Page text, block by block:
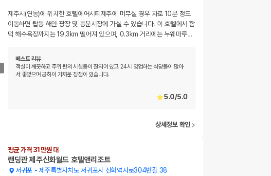
제주시(연동)에 위치한 호텔에어시티제주에 머무실 경우 차로 10분 정도
이동하면 탑동 해안 광장 및 동문시장에 가실 수 있습니다. 이 호텔에서 함
덕 해수욕장까지는 19.3km 떨어져 있으며, 0.3km 거리에는 누웨마루…
베스트 리뷰
객실이 깨끗하고 주위 편의 시설들이 잘되어 있고 24시 영업하는 식당들이 많아
서 좋았으며 공하이 가까운 장점이 있습니다.
5.0/5.0
상세정보 확인
평균 가격 31만원 대
랜딩관 제주신화월드 호텔앤리조트
서귀포 -제주특별자치도 서귀포시 신화역사로304번길 38